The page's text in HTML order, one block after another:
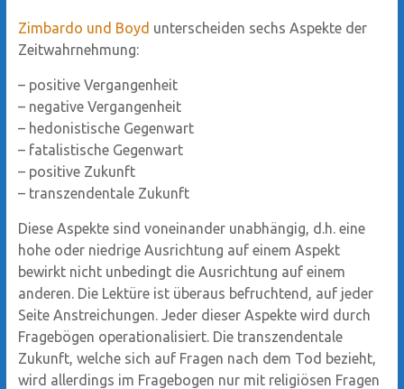
Zimbardo und Boyd unterscheiden sechs Aspekte der
Zeitwahrnehmung:
– positive Vergangenheit
– negative Vergangenheit
– hedonistische Gegenwart
– fatalistische Gegenwart
– positive Zukunft
– transzendentale Zukunft
Diese Aspekte sind voneinander unabhängig, d.h. eine
hohe oder niedrige Ausrichtung auf einem Aspekt
bewirkt nicht unbedingt die Ausrichtung auf einem
anderen. Die Lektüre ist überaus befruchtend, auf jeder
Seite Anstreichungen. Jeder dieser Aspekte wird durch
Fragebögen operationalisiert. Die transzendentale
Zukunft, welche sich auf Fragen nach dem Tod bezieht,
wird allerdings im Fragebogen nur mit religiösen Fragen